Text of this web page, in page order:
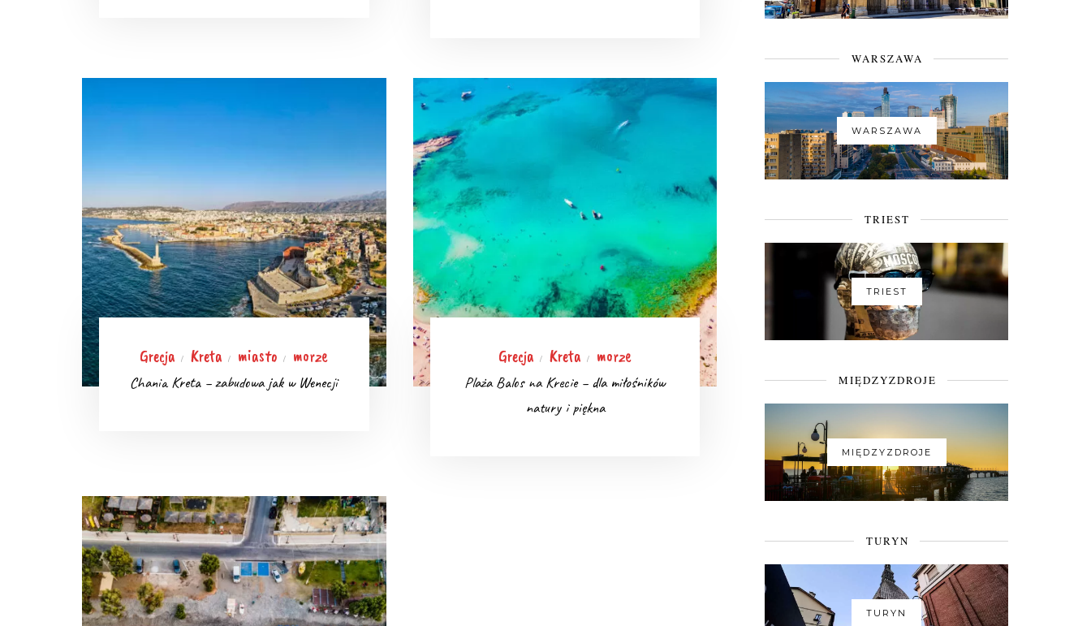
Grecja / Kreta / miasto / morze
Chania Kreta – zabudowa jak w Wenecji
Grecja / Kreta / morze
Plaża Balos na Krecie – dla miłośników
natury i piękna
WARSZAWA
WARSZAWA
TRIEST
TRIEST
MIĘDZYZDROJE
MIĘDZYZDROJE
TURYN
TURYN